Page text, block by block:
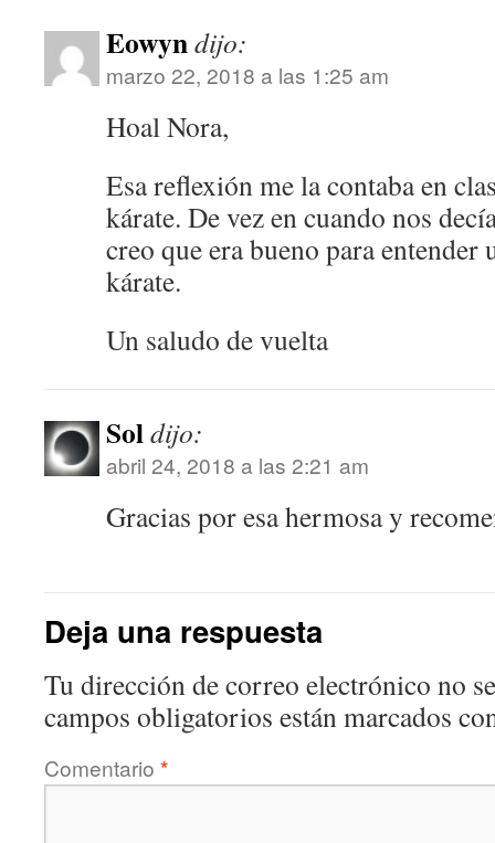
Eowyndijo:
marzo 22, 2018 a las 1:25 am
Hoal Nora,
Esa reflexión me la contaba en
kárate. De vez en cuando nos
creo que era bueno para
kárate.
Un saludo de vuelta
Soldijo:
abril 24, 2018 a las 2:21 am
Gracias por esa hermosa y
Deja una respuesta
Tu dirección de correo electrónico no
campos obligatorios están marcados
Comentario *